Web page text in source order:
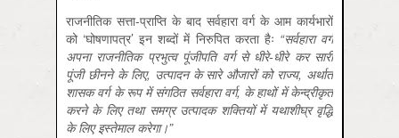
राजनीतिक सत्ता-प्राप्ति के बाद सर्वहारा वर्ग के आम कार्यभारों
को ‘घोषणापत्र’ इन शब्दों में निरुपित करता हैः “सर्वहारा वर्ग
अपना राजनीतिक प्रभुत्व पूंजीपति वर्ग से धीरे-धीरे कर सारी
पूंजी छीनने के लिए, उत्पादन के सारे औजारों को राज्य, अर्थात
शासक वर्ग के रूप में संगठित सर्वहारा वर्ग, के हाथों में केन्द्रीकृत
करने के लिए तथा समग्र उत्पादक शक्तियों में यथाशीघ्र वृद्धि
के लिए इस्तेमाल करेगा।”